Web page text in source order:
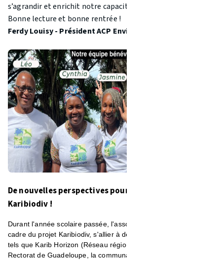
s’agrandir et enrichit notre capacité d’action.
Bonne lecture et bonne rentrée !
Ferdy Louisy - Président ACP Environnement
De nouvelles perspectives pour notre projet EDD,
Karibiodiv !
Durant l'année scolaire passée, l'association a pu, dans le
cadre du projet Karibiodiv, s'allier à de nouveaux partenaires
tels que Karib Horizon (Réseau régional multi-acteurs), le
Rectorat de Guadeloupe, la communauté d'agglomération du